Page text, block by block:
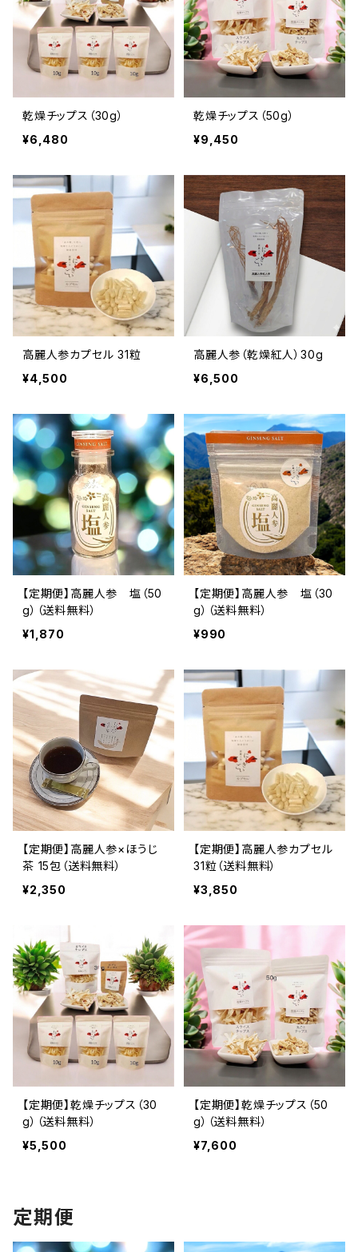
乾燥チップス（30g）
¥6,480
乾燥チップス（50g）
¥9,450
高麗人参カプセル 31粒
¥4,500
高麗人参（乾燥紅人）30g
¥6,500
【定期便】高麗人参 塩（50
g）（送料無料）
¥1,870
【定期便】高麗人参 塩（30
g）（送料無料）
¥990
【定期便】高麗人参×ほうじ
茶 15包（送料無料）
¥2,350
【定期便】高麗人参カプセル
31粒（送料無料）
¥3,850
【定期便】乾燥チップス（30
g）（送料無料）
¥5,500
【定期便】乾燥チップス（50
g）（送料無料）
¥7,600
定期便